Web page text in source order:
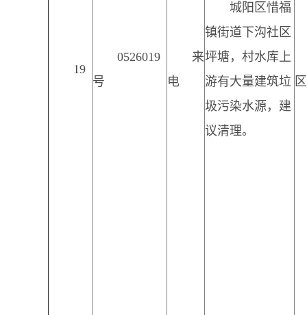
19
0526019
号
来
电
城阳区惜福
镇街道下沟社区
坪塘，村水库上
游有大量建筑垃
圾污染水源，建
议清理。
区